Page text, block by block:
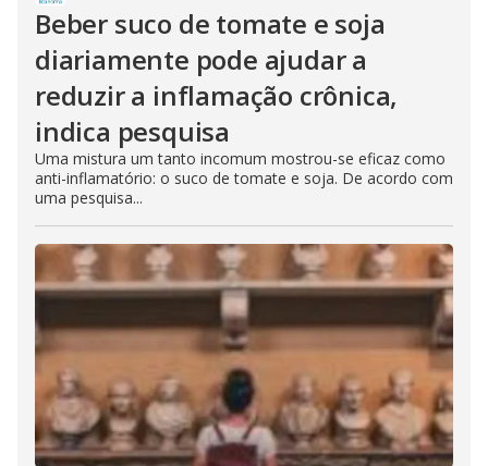
Beber suco de tomate e soja
diariamente pode ajudar a
reduzir a inflamação crônica,
indica pesquisa
Uma mistura um tanto incomum mostrou-se eficaz como
anti-inflamatório: o suco de tomate e soja. De acordo com
uma pesquisa...